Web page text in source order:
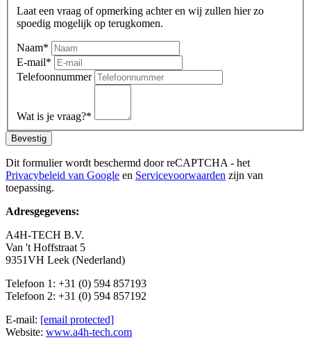
Laat een vraag of opmerking achter en wij zullen hier zo
spoedig mogelijk op terugkomen.
Naam*
E-mail*
Telefoonnummer
Wat is je vraag?*
Bevestig
Dit formulier wordt beschermd door reCAPTCHA - het
Privacybeleid van Google en Servicevoorwaarden zijn van
toepassing.
Adresgegevens:
A4H-TECH B.V.
Van 't Hoffstraat 5
9351VH Leek (Nederland)
Telefoon 1: +31 (0) 594 857193
Telefoon 2: +31 (0) 594 857192
E-mail: [email protected]
Website: www.a4h-tech.com